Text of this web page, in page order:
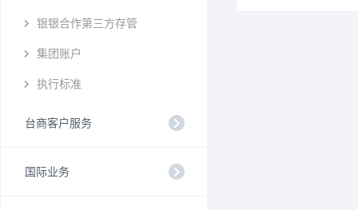
银银合作第三方存管
集团账户
执行标准
台商客户服务
国际业务